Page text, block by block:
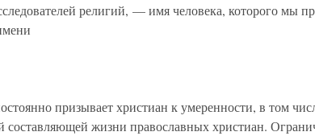
религий, — имя человека, которого мы
призывает христиан к умеренности, в том
составляющей жизни православных христиан.